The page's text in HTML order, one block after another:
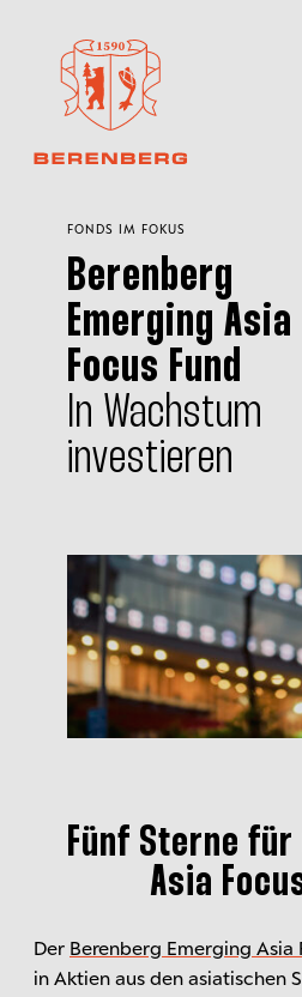
FONDS IM FOKUS
Berenberg
Emerging Asia
Focus Fund
In Wachstum
investieren
Fünf Sterne für
Asia
Der Berenberg Emerging Asia
in Aktien aus den asiatischen